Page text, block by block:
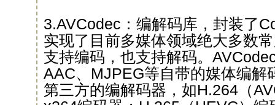
3.AVCodec：编解码库，封装了
实现了目前多媒体领域绝大多数
支持编码，也支持解码。
AAC、MJPEG等自带的媒体编解
第三方的编解码器，如H.264（